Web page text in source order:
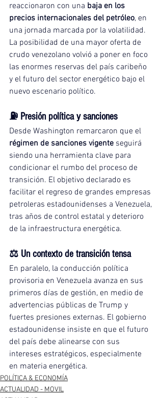
reaccionaron con una baja en los
precios internacionales del petróleo, en
una jornada marcada por la volatilidad.
La posibilidad de una mayor oferta de
crudo venezolano volvió a poner en foco
las enormes reservas del país caribeño
y el futuro del sector energético bajo el
nuevo escenario político.
⛽ Presión política y sanciones
Desde Washington remarcaron que el
régimen de sanciones vigente seguirá
siendo una herramienta clave para
condicionar el rumbo del proceso de
transición. El objetivo declarado es
facilitar el regreso de grandes empresas
petroleras estadounidenses a Venezuela,
tras años de control estatal y deterioro
de la infraestructura energética.
⚖️ Un contexto de transición tensa
En paralelo, la conducción política
provisoria en Venezuela avanza en sus
primeros días de gestión, en medio de
advertencias públicas de Trump y
fuertes presiones externas. El gobierno
estadounidense insiste en que el futuro
del país debe alinearse con sus
intereses estratégicos, especialmente
en materia energética.
POLÍTICA & ECONOMÍA
ACTUALIDAD - MOVIL